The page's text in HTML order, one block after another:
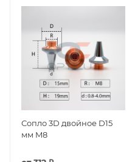
Сопло 3D двойное D15
мм M8